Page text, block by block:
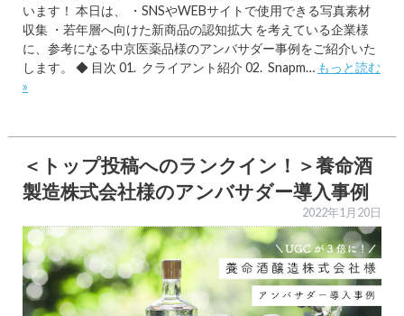
います！ 本日は、 ・SNSやWEBサイトで使用できる写真素材
収集 ・若年層へ向けた新商品の認知拡大 を考えている企業様
に、参考になる中京医薬品様のアンバサダー事例をご紹介いた
します。 ◆ 目次 01. クライアント紹介 02. Snapm…
もっと読む
»
＜トップ投稿へのランクイン！＞養命酒
製造株式会社様のアンバサダー導入事例
2022年1月20日